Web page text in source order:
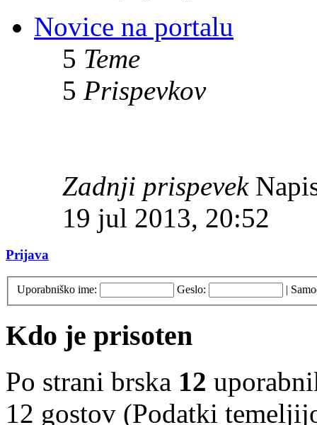
Novice na portalu
5 Teme
5 Prispevkov
Zadnji prispevek
19 jul 2013, 20:52
Prijava
Uporabniško ime: Geslo: |
Kdo je prisoten
Po strani brska 12
12 gostov (Podatki